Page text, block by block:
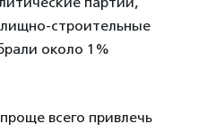
строительные
около 1%
всего привлечь